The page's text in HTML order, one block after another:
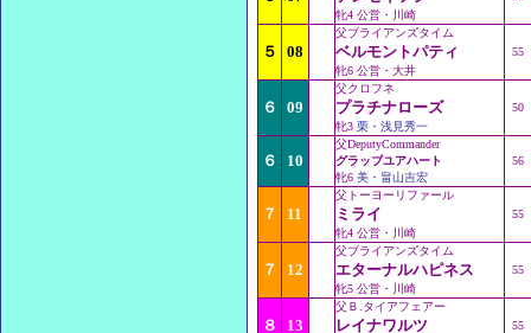
牝4 公営・川崎
５ 08
父ブライアンズタイム
ベルモントパティ
牝6 公営・大井
55
６ 09
父クロフネ
プラチナローズ
牝3 栗・浅見秀一
50
６ 10
父DeputyCommander
グラッブユアハート
牝6 美・畠山吉宏
56
７ 11
父トーヨーリファール
ミライ
牝4 公営・川崎
55
７ 12
父ブライアンズタイム
エターナルハピネス
牝5 公営・川崎
55
８ 13
父Ｂ.タイアフェアー
レイナワルツ 55